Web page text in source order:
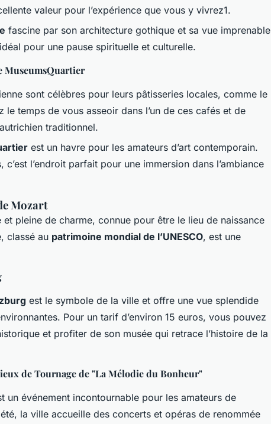
valeur pour l’expérience que vous y vivrez1.
fascine par son architecture gothique et sa vue imprenable
pour une pause spirituelle et culturelle.
MuseumsQuartier
sont célèbres pour leurs pâtisseries locales, comme le
le temps de vous asseoir dans l’un de ces cafés et de
traditionnel.
est un havre pour les amateurs d’art contemporain.
c’est l’endroit parfait pour une immersion dans l’ambiance
Mozart
et pleine de charme, connue pour être le lieu de naissance
classé au patrimoine mondial de l’UNESCO, est une
est le symbole de la ville et offre une vue splendide
Pour un tarif d’environ 15 euros, vous pouvez
et profiter de son musée qui retrace l’histoire de la
de Tournage de "La Mélodie du Bonheur"
un événement incontournable pour les amateurs de
la ville accueille des concerts et opéras de renommée